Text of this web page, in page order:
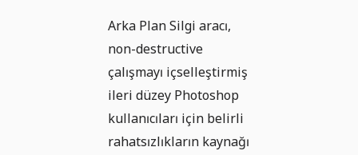
Arka Plan Silgi aracı,
non-destructive
çalışmayı içselleştirmiş
ileri düzey Photoshop
kullanıcıları için belirli
rahatsızlıkların kaynağı